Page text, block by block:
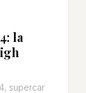
la
supercar